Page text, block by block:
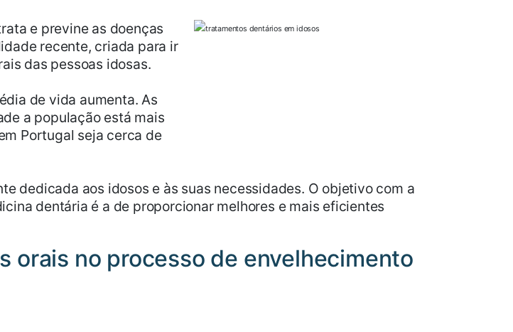
e previne as doenças
recente, criada para ir
das pessoas idosas.
de vida aumenta. As
a população está mais
Portugal seja cerca de
dedicada aos idosos e às suas necessidades. O objetivo com a
dentária é a de proporcionar melhores e mais eficientes
orais no processo de envelhecimento